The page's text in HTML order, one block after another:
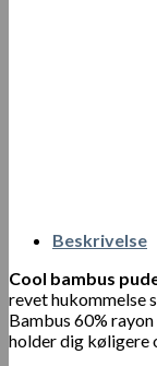
Beskrivelse
Cool bambus
revet hukommelse
Bambus 60%
holder dig køligere